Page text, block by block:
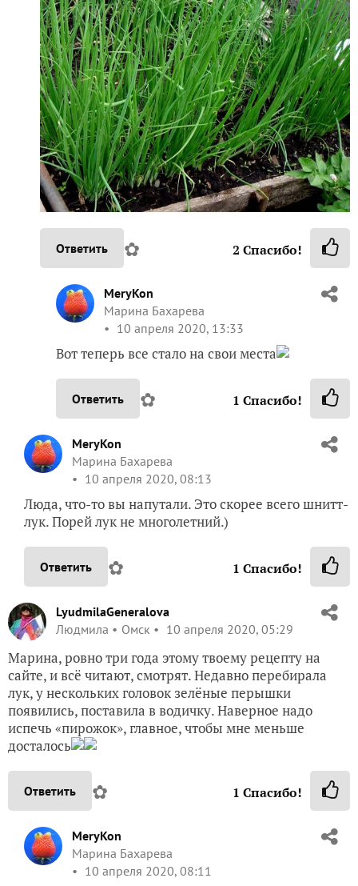
Ответить ✿ 2 Спасибо!
MeryKon
Марина Бахарева
10 апреля 2020, 13:33
Вот теперь все стало на свои места
Ответить ✿ 1 Спасибо!
MeryKon
Марина Бахарева
10 апреля 2020, 08:13
Люда, что-то вы напутали. Это скорее всего шнитт-
лук. Порей лук не многолетний.)
Ответить ✿ 1 Спасибо!
LyudmilaGeneralova
Людмила
Омск 10 апреля 2020, 05:29
Марина, ровно три года этому твоему рецепту на
сайте, и всё читают, смотрят. Недавно перебирала
лук, у нескольких головок зелёные перышки
появились, поставила в водичку. Наверное надо
испечь «пирожок», главное, чтобы мне меньше
досталось
Ответить ✿ 1 Спасибо!
MeryKon
Марина Бахарева
10 апреля 2020, 08:11